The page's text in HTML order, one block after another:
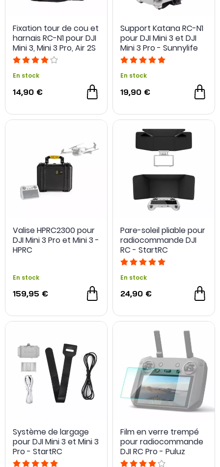
Fixation tour de cou et
harnais RC-N1 pour DJI
Mini 3, Mini 3 Pro, Air 2S
et Mavic 3 - Sunnylife
En stock
14,90 €
Support Katana RC-N1
pour DJI Mini 3 et DJI
Mini 3 Pro - Sunnylife
En stock
19,90 €
Valise HPRC2300 pour
DJI Mini 3 Pro et Mini 3 -
HPRC
En stock
159,95 €
Pare-soleil pliable pour
radiocommande DJI
RC - StartRC
En stock
24,90 €
Système de largage
pour DJI Mini 3 et Mini 3
Pro - StartRC
Film en verre trempé
pour radiocommande
DJI RC Pro - Puluz